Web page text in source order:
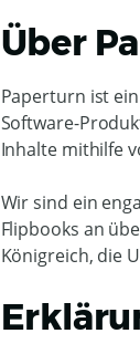
Über
Paperturn ist
Software-
Inhalte mithilfe
Wir sind ein
Flipbooks an
Königreich, die